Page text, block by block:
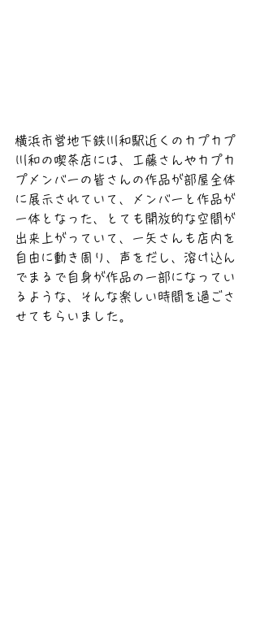
横浜市営地下鉄川和駅近くのカプカプ
川和の喫茶店には、工藤さんやカプカ
プメンバーの皆さんの作品が部屋全体
に展示されていて、メンバーと作品が
一体となった、とても開放的な空間が
出来上がっていて、一矢さんも店内を
自由に動き周り、声をだし、溶け込ん
でまるで自身が作品の一部になってい
るような、そんな楽しい時間を過ごさ
せてもらいました。